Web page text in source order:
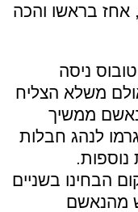
אחז בראשו והכה
ניסה
משלא הצליח
ממשיך
לנהג חבלות
הבחינו בשניים
מהנאשם